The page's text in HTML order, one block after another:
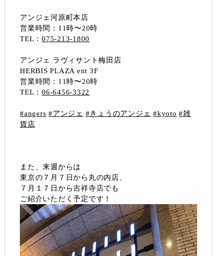
アンジェ河原町本店
営業時間：11時〜20時
TEL：075-213-1800
アンジェ ラヴィサント梅田店
HERBIS PLAZA ent 3F
営業時間：11時〜20時
TEL：06-6456-3322
#angers #アンジェ #きょうのアンジェ #kyoto #雑
貨店
また、来週からは
東京の７月７日から丸の内店、
７月１７日から吉祥寺店でも
ご紹介いただく予定です！